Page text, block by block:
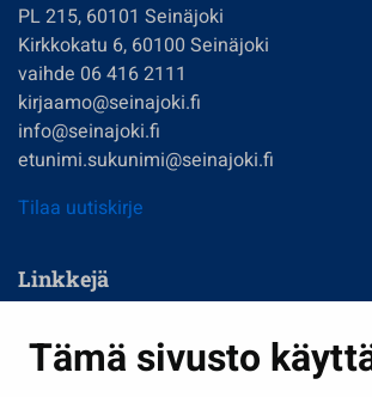
Tämä sivusto
PL 215, 60101 Seinäjoki
Kirkkokatu 6, 60100 Seinäjoki
vaihde 06 416 2111
kirjaamo@seinajoki.fi
info@seinajoki.fi
etunimi.sukunimi@seinajoki.fi
Tilaa uutiskirje
Linkkejä
Kasvatus ja opetus